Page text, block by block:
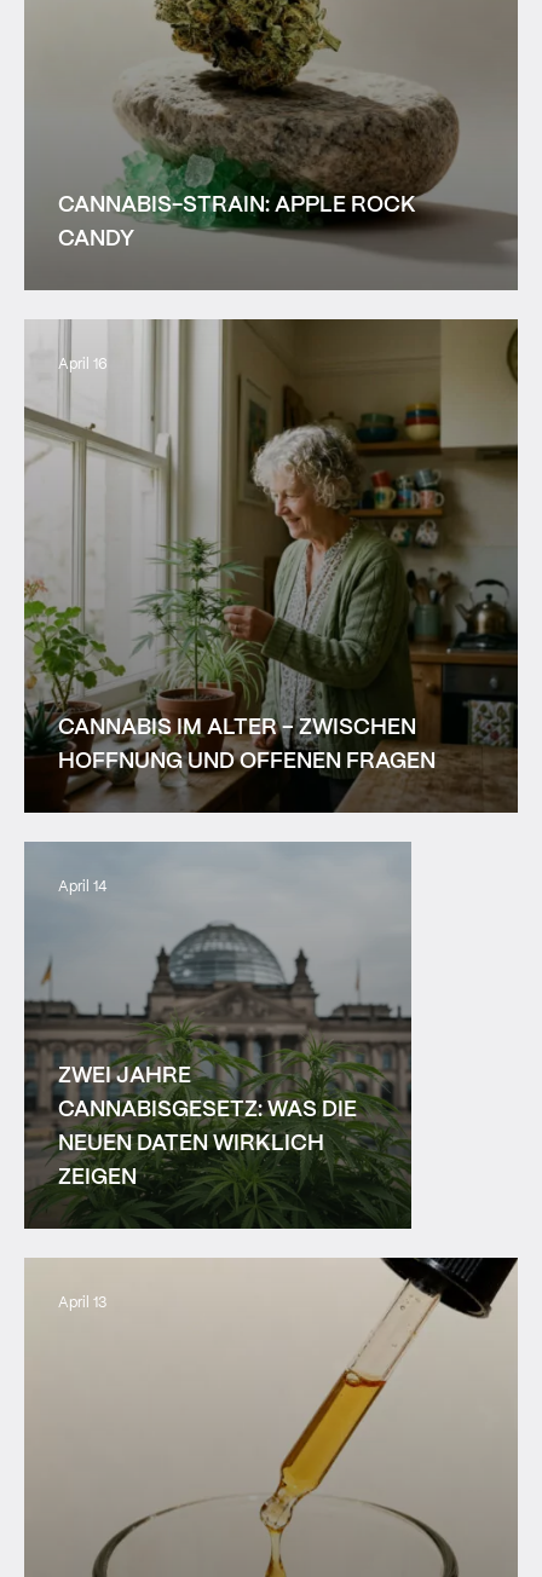
CANNABIS-STRAIN: APPLE ROCK
CANDY
CANNABIS IM ALTER – ZWISCHEN
HOFFNUNG UND OFFENEN FRAGEN
April 16
ZWEI JAHRE
CANNABISGESETZ: WAS DIE
NEUEN DATEN WIRKLICH
ZEIGEN
April 14
April 13